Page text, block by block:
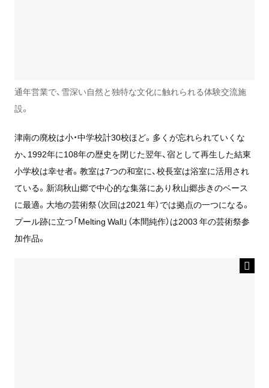
通年営業で、雪深い自然と独特な文化に触れられる体験交流施
設。
津南の廃校は小・中学校計30校ほど。多くが忘れられていくな
か、1992年に108年の歴史を閉じた翌年、宿として再生した結東
小学校は幸せ者。教室は7つの和室に、校長室は浴室に活用され
ている。新潟秋山郷で中心的な集落にあり秋山郷歩きのベース
に最適。大地の芸術祭（次回は2021 年）では拠点の一つになる。
プール跡に立つ「Melting Wall」（本間純作）は2003 年の芸術祭参
加作品。